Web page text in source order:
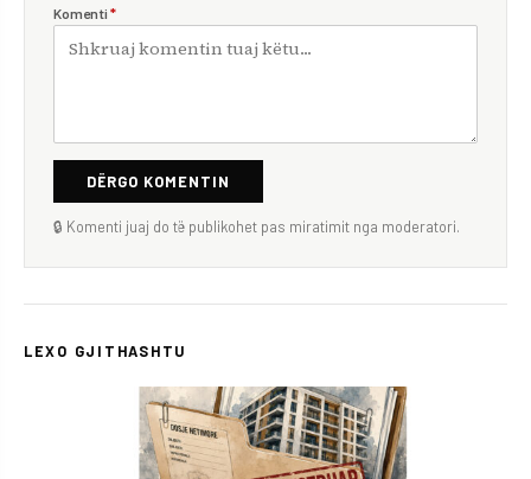
Komenti *
DËRGO KOMENTIN
🔒 Komenti juaj do të publikohet pas miratimit nga moderatori.
LEXO GJITHASHTU